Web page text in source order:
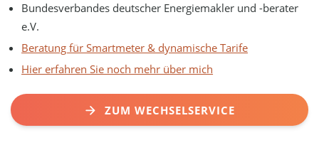
Bundesverbandes deutscher Energiemakler und -berater
e.V.
Beratung für Smartmeter & dynamische Tarife
Hier erfahren Sie noch mehr über mich
ZUM WECHSELSERVICE